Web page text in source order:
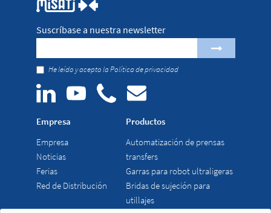
Suscríbase a nuestra newsletter
He leído y acepto laPolítica de privacidad
Empresa
Empresa
Noticias
Ferias
Red de Distribución
Productos
Automatización de prensas
transfers
Garras para robot ultraligeras
Bridas de sujeción para
utillajes